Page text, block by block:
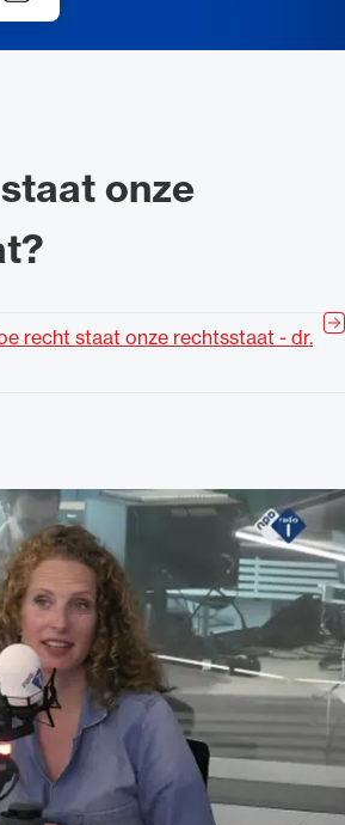
onze
recht staat onze rechtsstaat - dr.